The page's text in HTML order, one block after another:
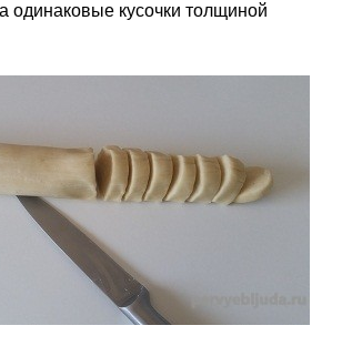
одинаковые кусочки толщиной